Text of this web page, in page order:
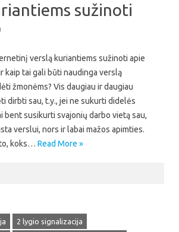
sužinoti
verslą kuriantiems sužinoti apie
kaip tai gali būti naudinga verslą
žmonėms? Vis daugiau ir daugiau
dirbti sau, t.y., jei ne sukurti didelės
bent susikurti svajonių darbo vietą sau,
verslui, nors ir labai mažos apimties.
koks… Read More »
2 lygio signalizacija